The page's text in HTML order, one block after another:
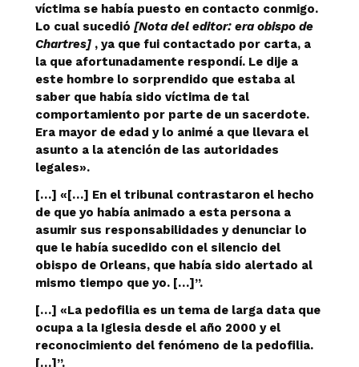
víctima se había puesto en contacto conmigo.
Lo cual sucedió [Nota del editor: era obispo de
Chartres] , ya que fui contactado por carta, a
la que afortunadamente respondí. Le dije a
este hombre lo sorprendido que estaba al
saber que había sido víctima de tal
comportamiento por parte de un sacerdote.
Era mayor de edad y lo animé a que llevara el
asunto a la atención de las autoridades
legales».
[…] «[…] En el tribunal contrastaron el hecho
de que yo había animado a esta persona a
asumir sus responsabilidades y denunciar lo
que le había sucedido con el silencio del
obispo de Orleans, que había sido alertado al
mismo tiempo que yo. […]”.
[…] «La pedofilia es un tema de larga data que
ocupa a la Iglesia desde el año 2000 y el
reconocimiento del fenómeno de la pedofilia.
[…]”.